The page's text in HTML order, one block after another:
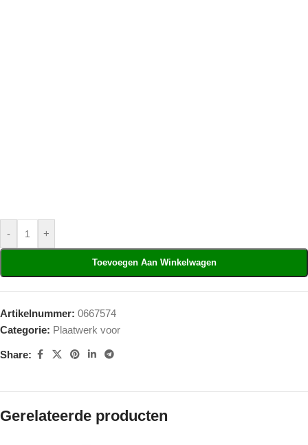
- +
Toevoegen Aan Winkelwagen
Artikelnummer: 0667574
Categorie: Plaatwerk voor
Share:
Gerelateerde producten